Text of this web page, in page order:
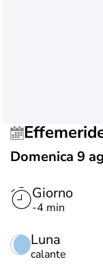
Domenica 9
Giorno
-4 min
Luna
calante